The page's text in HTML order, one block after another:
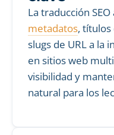
La traducción
metadatos, títulos
slugs de URL a la
en sitios web
visibilidad y
natural para los